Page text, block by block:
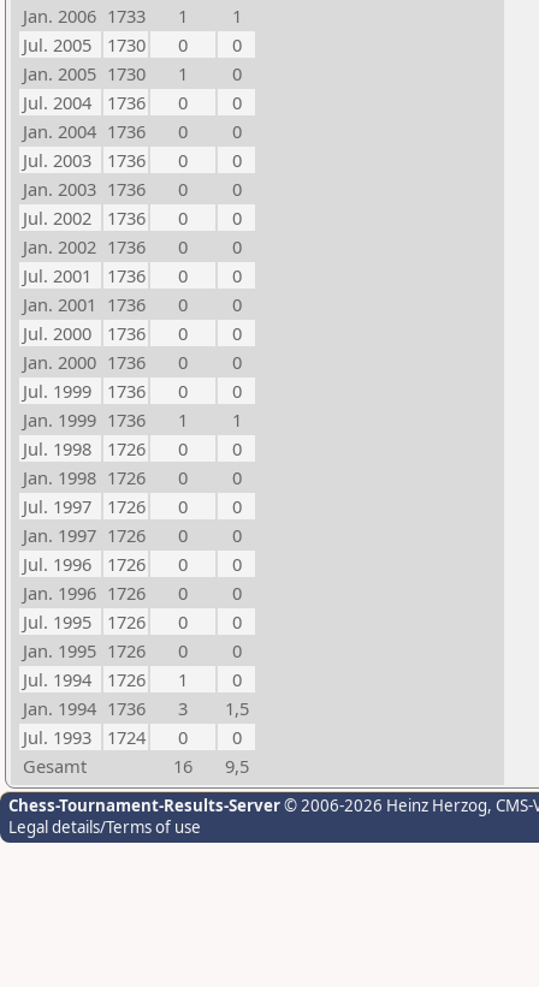
Jan. 2006 1733 1
1
Jul. 2005
1730 0
0
Jan. 2005 1730 1
0
Jul. 2004
1736 0
0
Jan. 2004 1736 0
0
Jul. 2003
1736 0
0
Jan. 2003 1736 0
0
Jul. 2002
1736 0
0
Jan. 2002 1736 0
0
Jul. 2001
1736 0
0
Jan. 2001 1736 0
0
Jul. 2000
1736 0
0
Jan. 2000 1736 0
0
Jul. 1999
1736 0
0
Jan. 1999 1736 1
1
Jul. 1998
1726 0
0
Jan. 1998 1726 0
0
Jul. 1997
1726 0
0
Jan. 1997 1726 0
0
Jul. 1996
1726 0
0
Jan. 1996 1726 0
0
Jul. 1995
1726 0
0
Jan. 1995 1726 0
0
Jul. 1994
1726 1
0
Jan. 1994 1736 3
1,5
Jul. 1993
1724 0
0
Gesamt
16 9,5
Chess-Tournament-Results-Server© 2006-2026 Heinz Herzog,
Legal details/Terms of use